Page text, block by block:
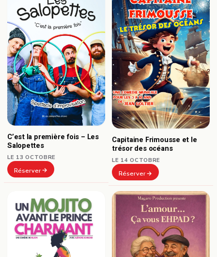
C’est la première fois – Les
Salopettes
LE 13 OCTOBRE
Réserver
Capitaine Frimousse et le
trésor des océans
LE 14 OCTOBRE
Réserver